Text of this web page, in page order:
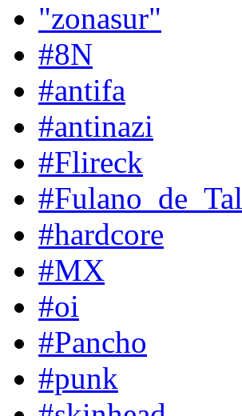
"zonasur"
#8N
#antifa
#antinazi
#Flireck
#Fulano_de_Tal
#hardcore
#MX
#oi
#Pancho
#punk